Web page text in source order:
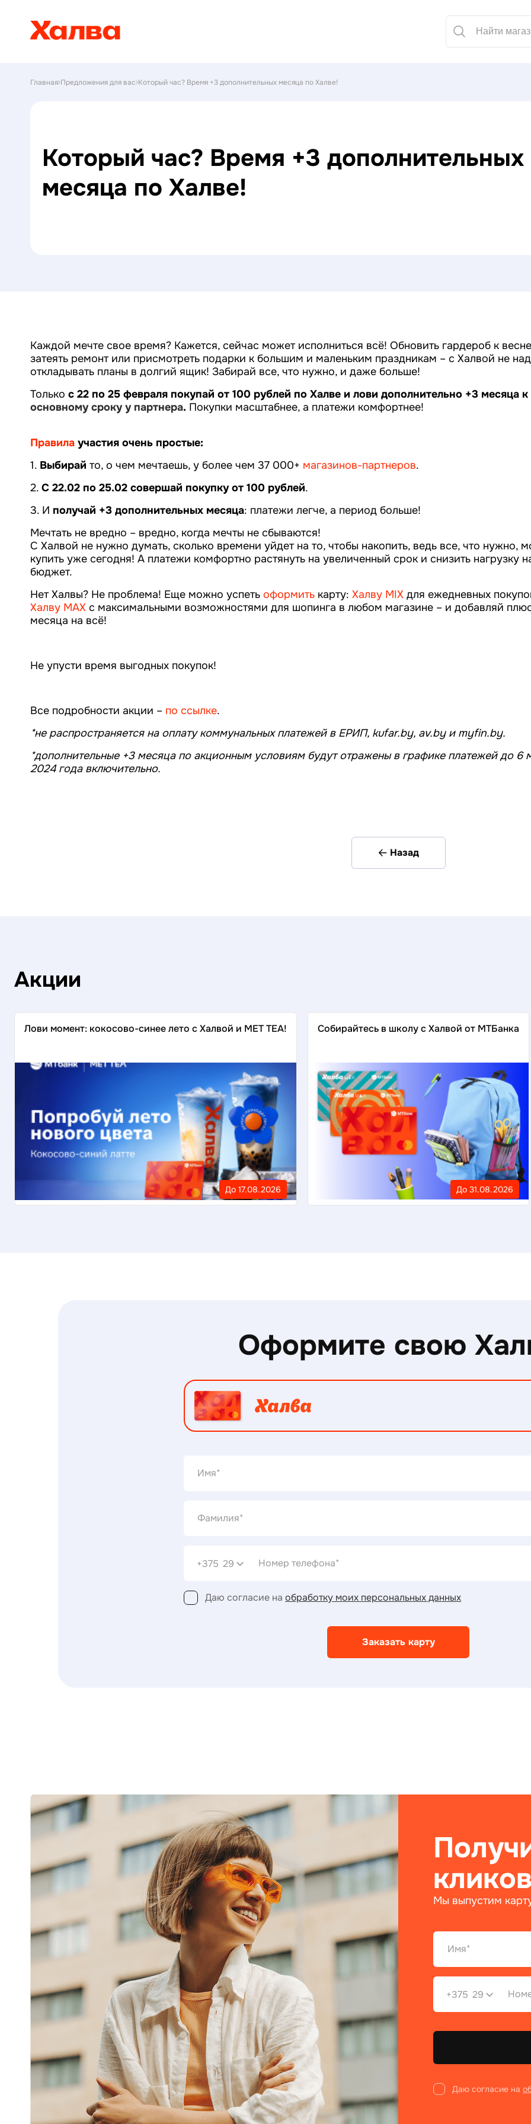
Главная Предложения для вас Который час? Время +3 дополнительных месяца по Халве!
Который час? Время +3 дополнительных
месяца по Халве!
Каждой мечте свое время? Кажется, сейчас может исполниться всё! Обновить гардероб к
затеять ремонт или присмотреть подарки к большим и маленьким праздникам – с Халвой не
откладывать планы в долгий ящик! Забирай все, что нужно, и даже больше!
Только с 22 по 25 февраля покупай от 100 рублей по Халве и лови дополнительно +3 месяца к
основному сроку у партнера. Покупки масштабнее, а платежи комфортнее!
Правила участия очень простые:
1. Выбирай то, о чем мечтаешь, у более чем 37 000+ магазинов-партнеров.
2. С 22.02 по 25.02 совершай покупку от 100 рублей.
3. И получай +3 дополнительных месяца: платежи легче, а период больше!
Мечтать не вредно – вредно, когда мечты не сбываются!
С Халвой не нужно думать, сколько времени уйдет на то, чтобы накопить, ведь все, что нужно,
купить уже сегодня! А платежи комфортно растянуть на увеличенный срок и снизить нагрузку
бюджет.
Нет Халвы? Не проблема! Еще можно успеть оформить карту: Халву MIX для ежедневных
Халву MAX с максимальными возможностями для шопинга в любом магазине – и добавляй
месяца на всё!
Не упусти время выгодных покупок!
Все подробности акции – по ссылке.
*не распространяется на оплату коммунальных платежей в ЕРИП, kufar.by, av.by и myfin.by.
*дополнительные +3 месяцa по акционным условиям будут отражены в графике платежей до 6
2024 года включительно.
Назад
Акции
Лови момент: кокосово-синее лето с Халвой и MET TEA!
До 17.08.2026
Собирайтесь в школу с Халвой от МТБанка
До 31.08.2026
Оформите свою
+375 29
Даю согласие на обработку моих персональных данных
Заказать карту
Мы выпустим
+375 29
Даю согласие на